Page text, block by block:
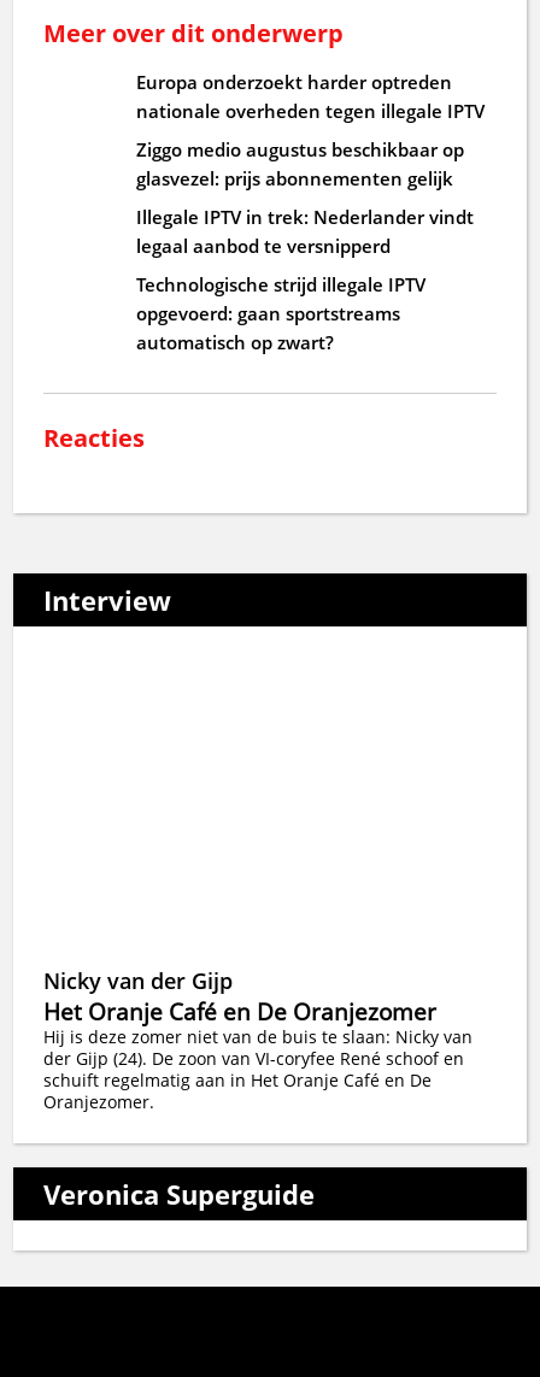
Meer over dit onderwerp
Europa onderzoekt harder optreden
nationale overheden tegen illegale IPTV
Ziggo medio augustus beschikbaar op
glasvezel: prijs abonnementen gelijk
Illegale IPTV in trek: Nederlander vindt
legaal aanbod te versnipperd
Technologische strijd illegale IPTV
opgevoerd: gaan sportstreams
automatisch op zwart?
Reacties
Interview
Nicky van der Gijp
Het Oranje Café en De Oranjezomer
Hij is deze zomer niet van de buis te slaan: Nicky van
der Gijp (24). De zoon van VI-coryfee René schoof en
schuift regelmatig aan in Het Oranje Café en De
Oranjezomer.
Veronica Superguide